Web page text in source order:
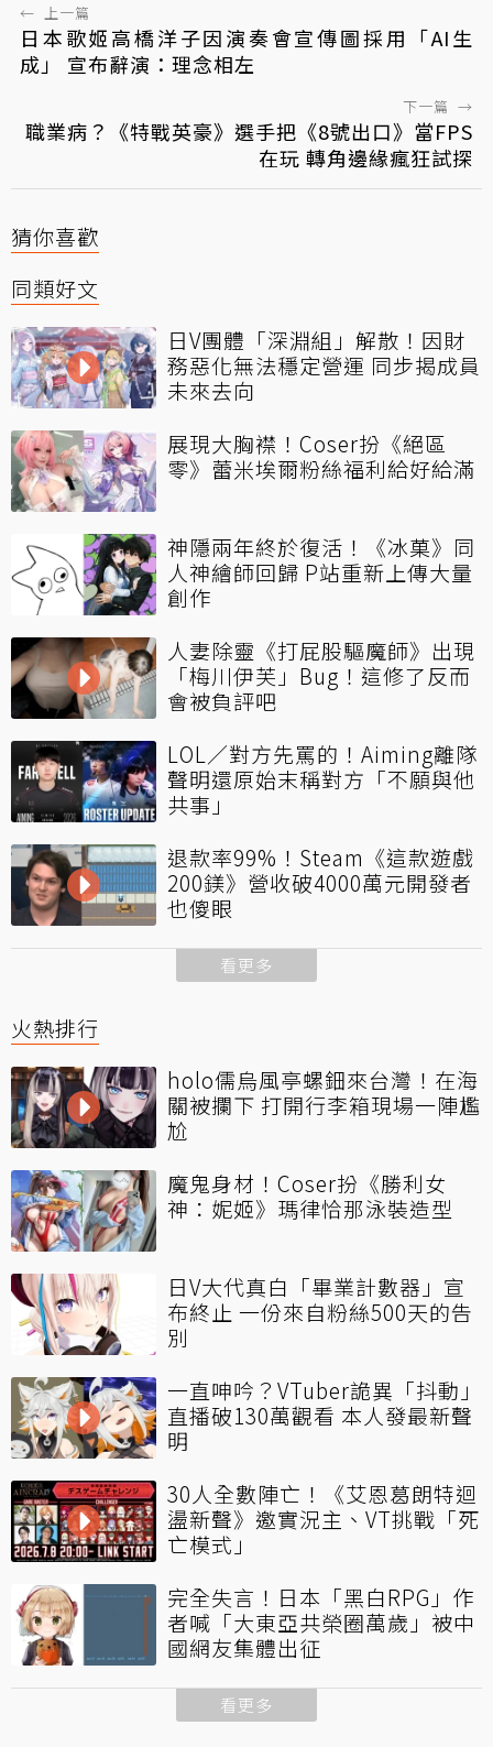
← 上一篇
日本歌姬高橋洋子因演奏會宣傳圖採用「AI生
成」 宣布辭演：理念相左
下一篇 →
職業病？《特戰英豪》選手把《8號出口》當FPS
在玩 轉角邊緣瘋狂試探
猜你喜歡
同類好文
日V團體「深淵組」解散！因財
務惡化無法穩定營運 同步揭成員
未來去向
展現大胸襟！Coser扮《絕區
零》蕾米埃爾粉絲福利給好給滿
神隱兩年終於復活！《冰菓》同
人神繪師回歸 P站重新上傳大量
創作
人妻除靈《打屁股驅魔師》出現
「梅川伊芙」Bug！這修了反而
會被負評吧
LOL／對方先罵的！Aiming離隊
聲明還原始末稱對方「不願與他
共事」
退款率99%！Steam《這款遊戲
200鎂》營收破4000萬元開發者
也傻眼
看更多
火熱排行
holo儒烏風亭螺鈿來台灣！在海
關被攔下 打開行李箱現場一陣尷
尬
魔鬼身材！Coser扮《勝利女
神：妮姬》瑪律恰那泳裝造型
日V大代真白「畢業計數器」宣
布終止 一份來自粉絲500天的告
別
一直呻吟？VTuber詭異「抖動」
直播破130萬觀看 本人發最新聲
明
30人全數陣亡！《艾恩葛朗特迴
盪新聲》邀實況主、VT挑戰「死
亡模式」
完全失言！日本「黑白RPG」作
者喊「大東亞共榮圈萬歲」被中
國網友集體出征
看更多